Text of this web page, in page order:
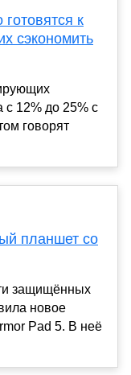
к
сэкономить
с 12% до 25% с
говорят
планшет со
защищённых
новое
Pad 5. В неё